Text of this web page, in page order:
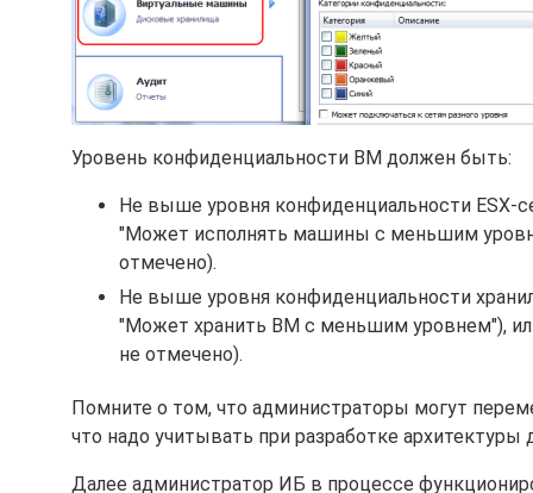
Уровень конфиденциальности ВМ должен быть:
Не выше уровня конфиденциальности ESX-
"Может исполнять машины с меньшим
отмечено).
Не выше уровня конфиденциальности
"Может хранить ВМ с меньшим уровнем"),
не отмечено).
Помните о том, что администраторы могут
что надо учитывать при разработке архитектуры
Далее администратор ИБ в процессе